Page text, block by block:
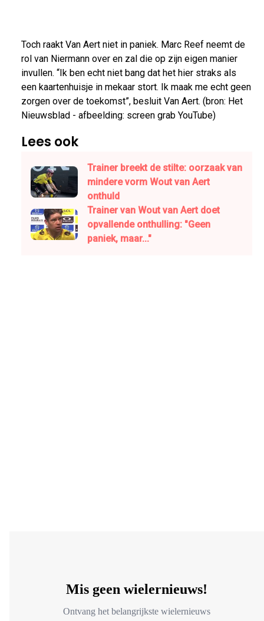
Toch raakt Van Aert niet in paniek. Marc Reef neemt de
rol van Niermann over en zal die op zijn eigen manier
invullen. “Ik ben echt niet bang dat het hier straks als
een kaartenhuisje in mekaar stort. Ik maak me echt geen
zorgen over de toekomst”, besluit Van Aert. (bron: Het
Nieuwsblad - afbeelding: screen grab YouTube)
Lees ook
Trainer breekt de stilte: oorzaak van
mindere vorm Wout van Aert
onthuld
Trainer van Wout van Aert doet
opvallende onthulling: "Geen
paniek, maar..."